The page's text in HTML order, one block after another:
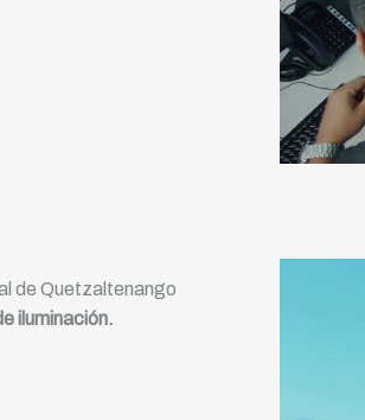
de Quetzaltenango
iluminación.